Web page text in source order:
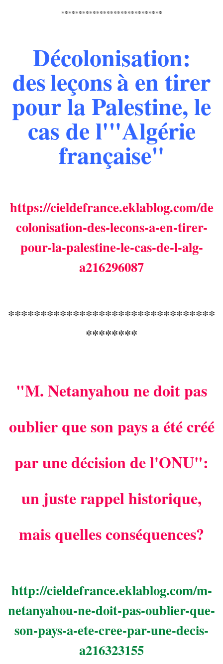
*****************************
Décolonisation:
desleçonsà en tirer
pour la Palestine, le
cas de l'"Algérie
française"
https://cieldefrance.eklablog.com/de
colonisation-des-lecons-a-en-tirer-
pour-la-palestine-le-cas-de-l-alg-
a216296087
********************************
********
"M. Netanyahou ne doit pas
oublier que son pays a été créé
par une décision de l'ONU":
un juste rappel historique,
mais quelles conséquences?
http://cieldefrance.eklablog.com/m-
netanyahou-ne-doit-pas-oublier-que-
son-pays-a-ete-cree-par-une-decis-
a216323155